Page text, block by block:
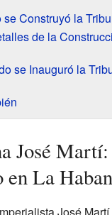
se Construyó la
de la
se Inauguró la
José
en La
José